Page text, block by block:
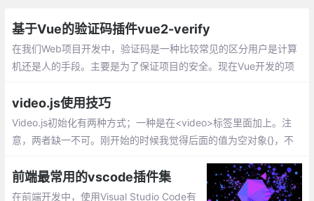
基于Vue的验证码插件vue2-verify
在我们Web项目开发中，验证码是一种比较常见的区分用户是计算
机还是人的手段。主要是为了保证项目的安全。现在Vue开发的项
用的验证码插件vue2-verify。但是大家要注意一点
video.js使用技巧
Video.js初始化有两种方式；一种是在<video>标签里面加上。注
意，两者缺一不可。刚开始的时候我觉得后面的值为空对象{}，不
前端最常用的vscode插件集
在前端开发中，使用Visual Studio Code有